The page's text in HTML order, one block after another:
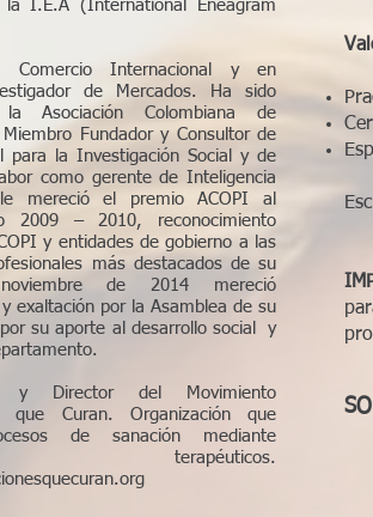
I.E.A (International Eneagram
Comercio Internacional y en
de Mercados. Ha sido
Asociación Colombiana de
Fundador y Consultor de
para la Investigación Social y de
como gerente de Inteligencia
mereció el premio ACOPI al
2009 – 2010, reconocimiento
y entidades de gobierno a las
más destacados de su
de 2014 mereció
exaltación por la Asamblea de su
su aporte al desarrollo social y
y Director del Movimiento
que Curan. Organización que
de sanación mediante
terapéuticos.